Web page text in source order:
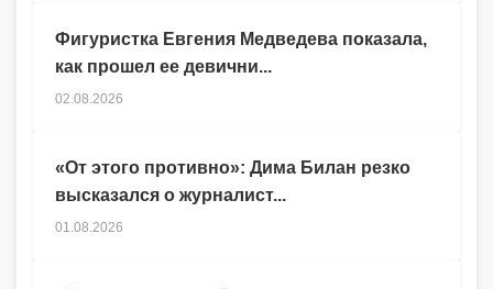
Фигуристка Евгения Медведева показала,
как прошел ее девични...
02.08.2026
«От этого противно»: Дима Билан резко
высказался о журналист...
01.08.2026